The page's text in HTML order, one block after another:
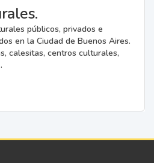
públicos, privados e
en la Ciudad de Buenos Aires.
calesitas, centros culturales,